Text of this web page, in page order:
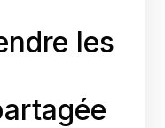
les